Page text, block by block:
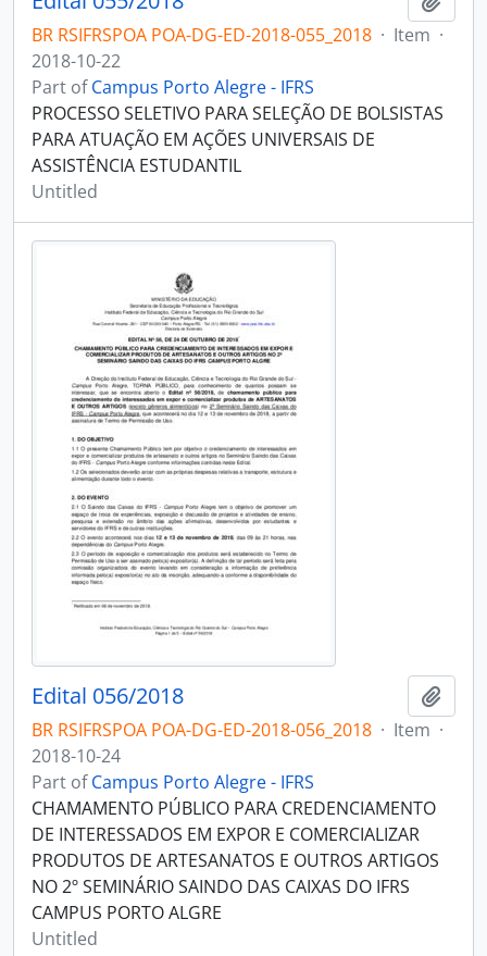
BR RSIFRSPOA POA-DG-ED-2018-055_2018 · Item ·
2018-10-22
Part ofCampus Porto Alegre - IFRS
PROCESSO SELETIVO PARA SELEÇÃO DE BOLSISTAS
PARA ATUAÇÃO EM AÇÕES UNIVERSAIS DE
ASSISTÊNCIA ESTUDANTIL
Untitled
Edital 056/2018
BR RSIFRSPOA POA-DG-ED-2018-056_2018 · Item ·
2018-10-24
Part ofCampus Porto Alegre - IFRS
CHAMAMENTO PÚBLICO PARA CREDENCIAMENTO
DE INTERESSADOS EM EXPOR E COMERCIALIZAR
PRODUTOS DE ARTESANATOS E OUTROS ARTIGOS
NO 2º SEMINÁRIO SAINDO DAS CAIXAS DO IFRS
CAMPUS PORTO ALGRE
Untitled